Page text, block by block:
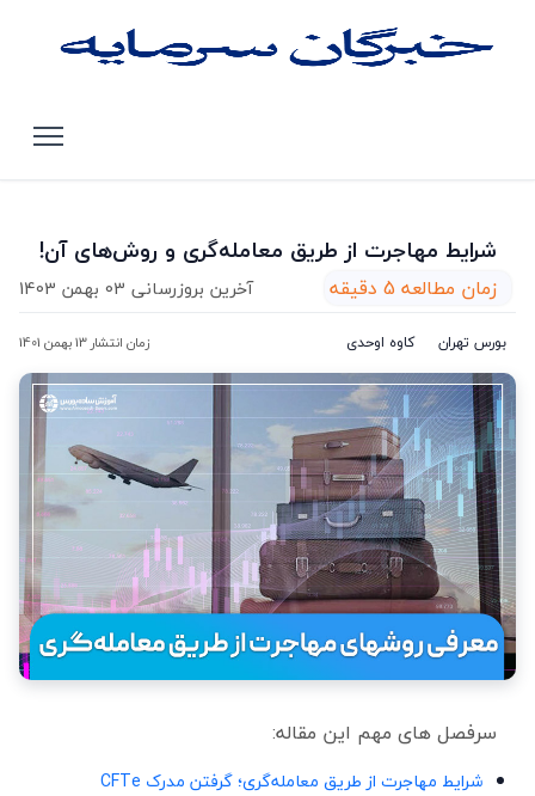
شرایط مهاجرت از طریق معامله‌گری و روش‌های آن!
زمان مطالعه 5 دقیقه آخرین بروزرسانی 03 بهمن 1403
بورس تهران کاوه اوحدی زمان انتشار 13 بهمن 1401
سرفصل های مهم این مقاله:
شرایط مهاجرت از طریق معامله‌گری؛ گرفتن مدرک CFTe